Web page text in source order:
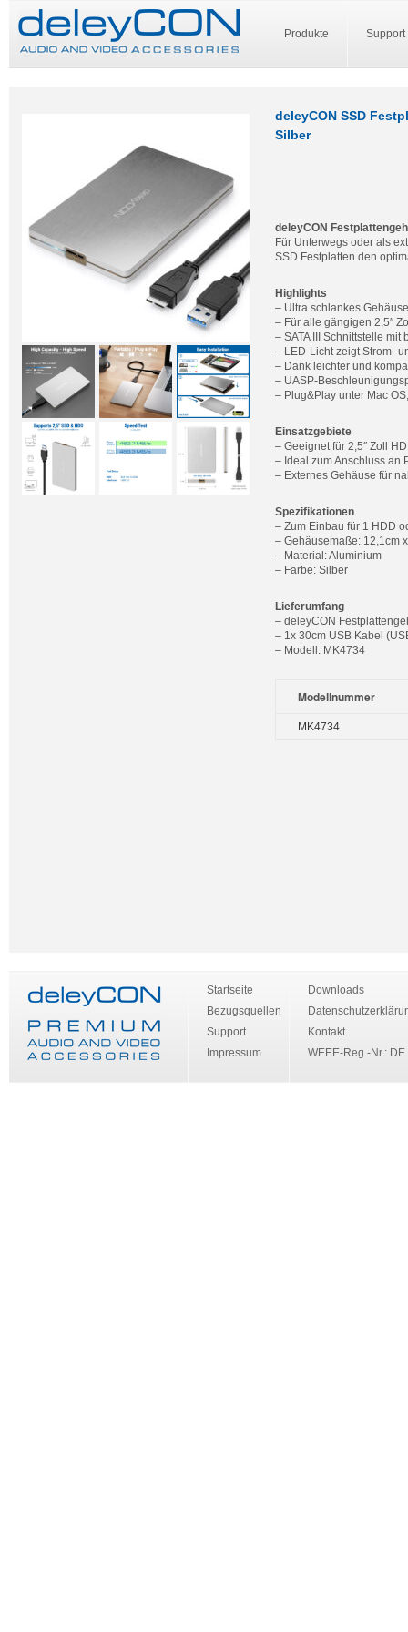
Produkte Support
deleyCON SSD
Silber
deleyCON
Für Unterwegs oder als
SSD Festplatten den
Highlights
– Ultra schlankes
– Für alle gängigen 2,5″
– SATA III Schnittstelle mit
– LED-Licht zeigt Strom-
– Dank leichter und
– UASP-
– Plug&Play unter Mac
Einsatzgebiete
– Geeignet für 2,5″ Zoll
– Ideal zum Anschluss an
– Externes Gehäuse für
Spezifikationen
– Zum Einbau für 1 HDD
– Gehäusemaße: 12,1cm
– Material: Aluminium
– Farbe: Silber
Lieferumfang
– deleyCON
– 1x 30cm USB Kabel
– Modell: MK4734
Modellnummer
MK4734
Startseite
Bezugsquellen
Support
Impressum
Downloads
Kontakt
WEEE-Reg.-Nr.: